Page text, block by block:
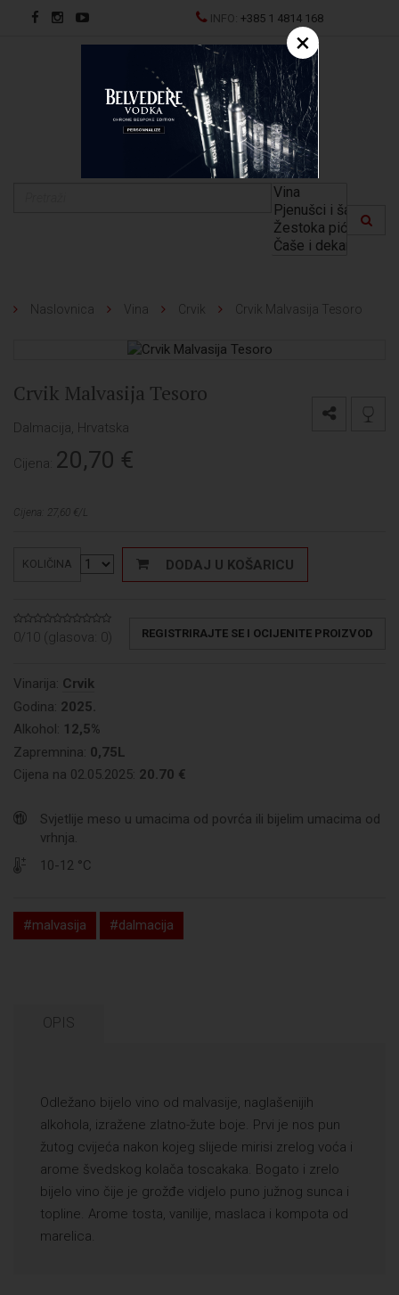
INFO:+385 1 4814 168
EN
Naslovnica Vina Crvik Crvik Malvasija Tesoro
Crvik Malvasija Tesoro
Dalmacija, Hrvatska
Cijena: 20,70 €
Cijena: 27,60 €/L
KOLIČINA DODAJ U KOŠARICU
0/10 (glasova: 0) REGISTRIRAJTE SE I OCIJENITE PROIZVOD
Vinarija: Crvik
Godina: 2025.
Alkohol: 12,5%
Zapremnina: 0,75L
Cijena na 02.05.2025: 20.70 €
Svjetlije meso u umacima od povrća ili bijelim umacima od
vrhnja.
10-12 °C
#malvasija #dalmacija
OPIS
Odležano bijelo vino od malvasije, naglašenijih
alkohola, izražene zlatno-žute boje. Prvi je nos pun
žutog cvijeća nakon kojeg slijede mirisi zrelog voća i
arome švedskog kolača toscakaka. Bogato i zrelo
bijelo vino čije je grožđe vidjelo puno južnog sunca i
topline. Arome tosta, vanilije, maslaca i kompota od
marelica.
×